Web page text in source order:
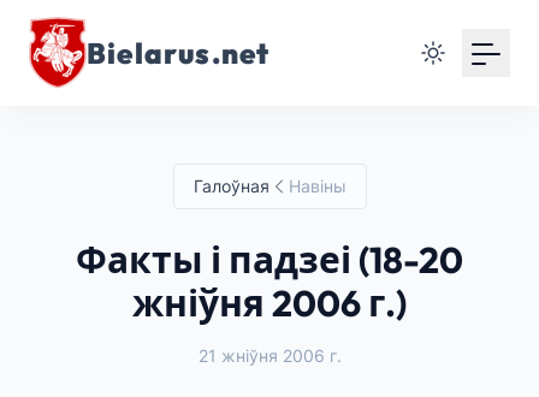
Bielarus.net
Галоўная Навіны
Факты і падзеі (18-20
жніўня 2006 г.)
21 жніўня 2006 г.